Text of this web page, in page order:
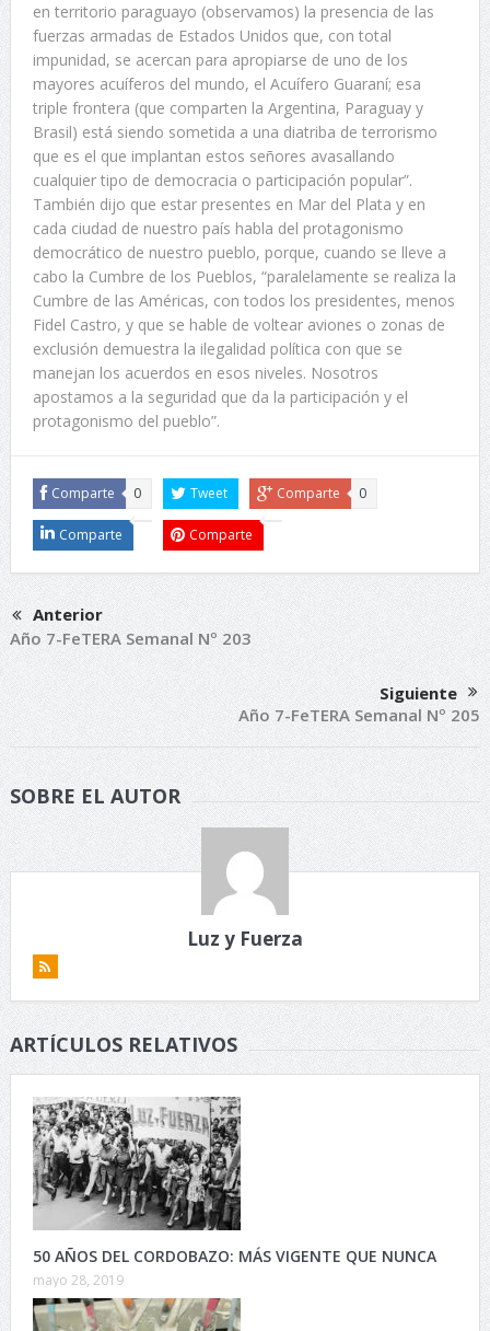
en territorio paraguayo (observamos) la presencia de las
fuerzas armadas de Estados Unidos que, con total
impunidad, se acercan para apropiarse de uno de los
mayores acuíferos del mundo, el Acuífero Guaraní; esa
triple frontera (que comparten la Argentina, Paraguay y
Brasil) está siendo sometida a una diatriba de terrorismo
que es el que implantan estos señores avasallando
cualquier tipo de democracia o participación popular”.
También dijo que estar presentes en Mar del Plata y en
cada ciudad de nuestro país habla del protagonismo
democrático de nuestro pueblo, porque, cuando se lleve a
cabo la Cumbre de los Pueblos, “paralelamente se realiza la
Cumbre de las Américas, con todos los presidentes, menos
Fidel Castro, y que se hable de voltear aviones o zonas de
exclusión demuestra la ilegalidad política con que se
manejan los acuerdos en esos niveles. Nosotros
apostamos a la seguridad que da la participación y el
protagonismo del pueblo”.
Comparte 0 Tweet Comparte 0
Comparte Comparte
Anterior
Año 7-FeTERA Semanal Nº 203
Siguiente
Año 7-FeTERA Semanal Nº 205
SOBRE EL AUTOR
Luz y Fuerza
ARTÍCULOS RELATIVOS
50 AÑOS DEL CORDOBAZO: MÁS VIGENTE QUE NUNCA
mayo 28, 2019